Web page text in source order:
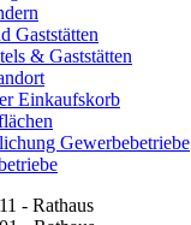
Gaststätten
& Gaststätten
Einkaufskorb
Gewerbebetriebe